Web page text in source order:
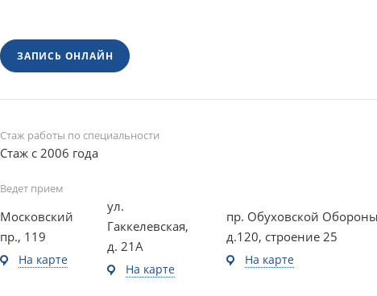
ЗАПИСЬ ОНЛАЙН
Стаж работы по специальности
Стаж с 2006 года
Ведет прием
Московский
пр., 119
На карте
ул.
Гаккелевская,
д. 21А
На карте
пр. Обуховской
д.120, строение 25
На карте